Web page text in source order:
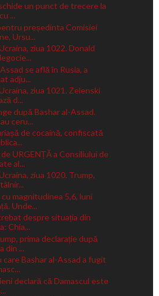
un punct de trecere la
...
președinta Comisiei
Ursu...
ziua 1022. Donald
se află în Rusia, a
adju...
ziua 1021. Zelenski
d...
după Bashar al-Assad.
ceru...
de cocaină, confiscată
URGENȚĂ a Consiliului de
al...
ziua 1020. Trump,
magnitudinea 5,6, luni
Unde...
despre situația din
Chia...
prima declarație după
din ...
care Bashar al-Assad a fugit
declară că Damascul este